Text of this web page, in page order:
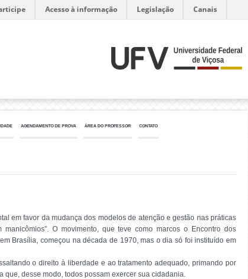
Acesso à informação Legislação Canais
AGENDAMENTO DE PROVA ÁREA DO PROFESSOR CONTATO
em favor da mudança dos modelos de atenção e gestão nas práticas
O movimento, que teve como marcos o Encontro dos
Brasília, começou na década de 1970, mas o dia só foi instituído em
o direito à liberdade e ao tratamento adequado, primando por
desse modo, todos possam exercer sua cidadania.